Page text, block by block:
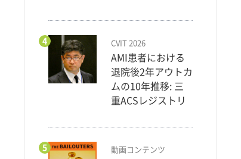
4 CVIT 2026
AMI患者における
退院後2年アウトカ
ムの10年推移: 三
重ACSレジストリ
5 動画コンテンツ